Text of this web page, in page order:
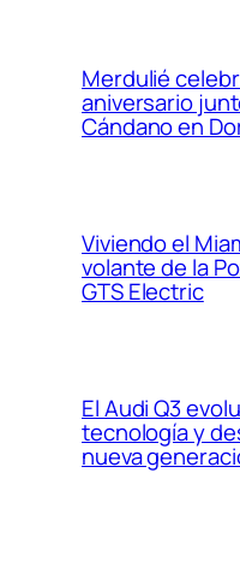
Merdulié
aniversario
Cándano en
Viviendo el
volante de la
GTS Electric
El Audi Q3
tecnología y
nueva